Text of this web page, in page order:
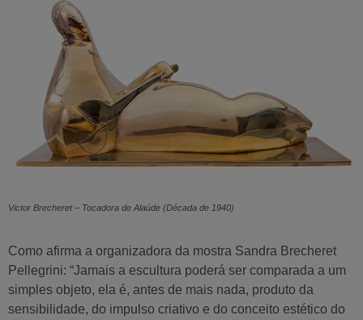
Victor Brecheret – Tocadora de Alaúde (Década de 1940)
Como afirma a organizadora da mostra Sandra Brecheret
Pellegrini: “Jamais a escultura poderá ser comparada a um
simples objeto, ela é, antes de mais nada, produto da
sensibilidade, do impulso criativo e do conceito estético do